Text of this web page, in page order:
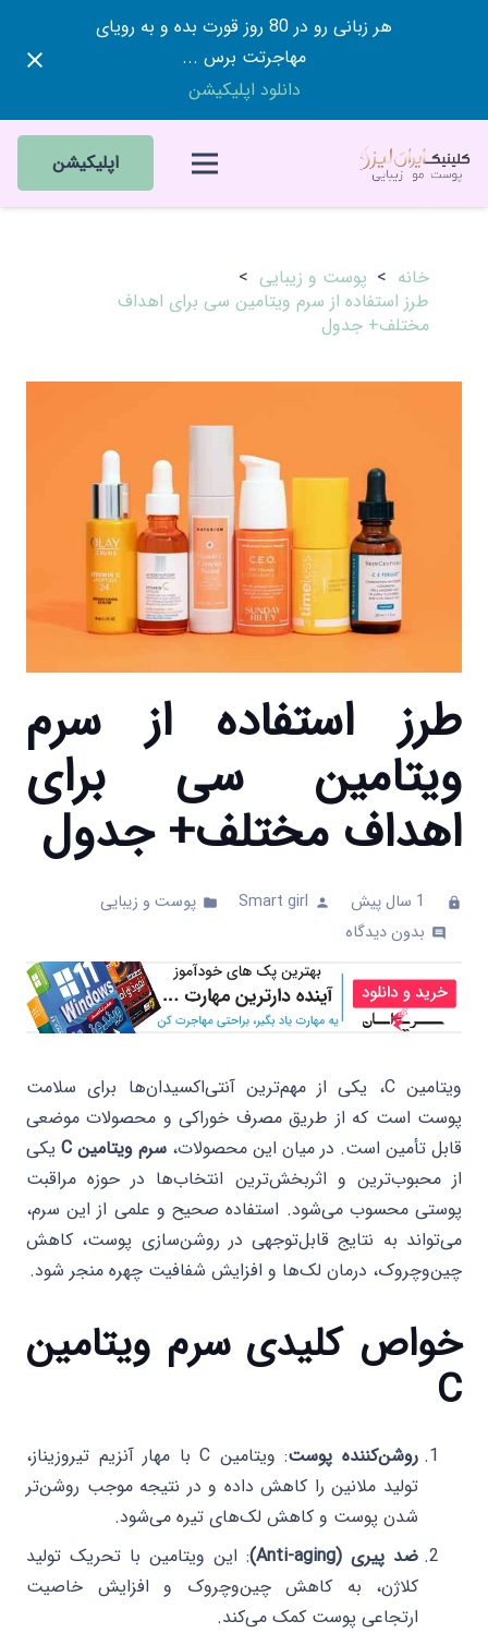
هر زبانی رو در 80 روز قورت بده و به رویای
مهاجرتت برس ...
دانلود اپلیکیشن
اپلیکیشن
خانه > پوست و زیبایی >
طرز استفاده از سرم ویتامین سی برای اهداف
مختلف+ جدول
طرز استفاده از سرم
ویتامین سی برای
اهداف مختلف+ جدول
clock 1 سال پیش person
Smart girl
folder پوست و زیبایی
comments بدون دیدگاه
ویتامین C، یکی از مهم‌ترین آنتی‌اکسیدان‌ها برای سلامت
پوست است که از طریق مصرف خوراکی و محصولات موضعی
قابل تأمین است. در میان این محصولات، سرم ویتامین C
یکی
از محبوب‌ترین و اثربخش‌ترین انتخاب‌ها در حوزه مراقبت
پوستی محسوب می‌شود. استفاده صحیح و علمی از این سرم،
می‌تواند به نتایج قابل‌توجهی در روشن‌سازی پوست، کاهش
چین‌وچروک، درمان لک‌ها و افزایش شفافیت چهره منجر شود.
خواص کلیدی سرم ویتامین
C
روشن‌کننده پوست
: ویتامین C با مهار آنزیم تیروزیناز،
تولید ملانین را کاهش داده و در نتیجه موجب روشن‌تر
شدن پوست و کاهش لک‌های تیره می‌شود.
ضد پیری (Anti-aging)
: این ویتامین با تحریک تولید
کلاژن، به کاهش چین‌وچروک و افزایش خاصیت
ارتجاعی پوست کمک می‌کند.